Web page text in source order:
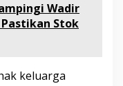
Wadir
Stok
keluarga